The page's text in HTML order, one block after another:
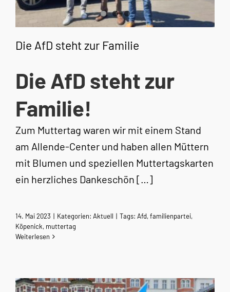
Die AfD steht zur Familie
Die AfD steht zur
Familie!
Zum Muttertag waren wir mit einem Stand
am Allende-Center und haben allen Müttern
mit Blumen und speziellen Muttertagskarten
ein herzliches Dankeschön […]
14. Mai 2023 | Kategorien: Aktuell | Tags: Afd,familienpartei,
Köpenick, muttertag
Weiterlesen